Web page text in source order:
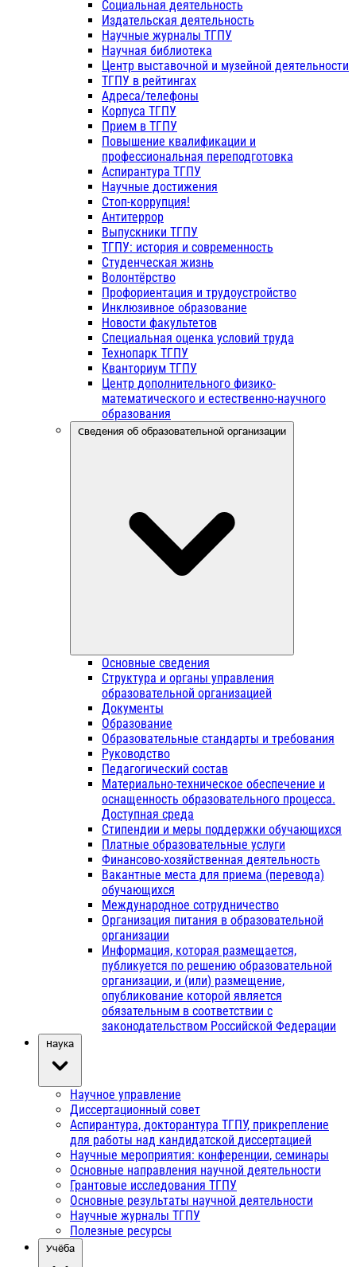
Социальная деятельность
Издательская деятельность
Научные журналы ТГПУ
Научная библиотека
Центр выставочной и музейной деятельности
ТГПУ в рейтингах
Адреса/телефоны
Корпуса ТГПУ
Прием в ТГПУ
Повышение квалификации и
профессиональная переподготовка
Аспирантура ТГПУ
Научные достижения
Стоп-коррупция!
Антитеррор
Выпускники ТГПУ
ТГПУ: история и современность
Студенческая жизнь
Волонтёрство
Профориентация и трудоустройство
Инклюзивное образование
Новости факультетов
Специальная оценка условий труда
Технопарк ТГПУ
Кванториум ТГПУ
Центр дополнительного физико-
математического и естественно-научного
образования
Сведения об образовательной организации
Основные сведения
Структура и органы управления
образовательной организацией
Документы
Образование
Образовательные стандарты и требования
Руководство
Педагогический состав
Материально-техническое обеспечение и
оснащенность образовательного процесса.
Доступная среда
Стипендии и меры поддержки обучающихся
Платные образовательные услуги
Финансово-хозяйственная деятельность
Вакантные места для приема (перевода)
обучающихся
Международное сотрудничество
Организация питания в образовательной
организации
Информация, которая размещается,
публикуется по решению образовательной
организации, и (или) размещение,
опубликование которой является
обязательным в соответствии с
законодательством Российской Федерации
Наука
Научное управление
Диссертационный совет
Аспирантура, докторантура ТГПУ, прикрепление
для работы над кандидатской диссертацией
Научные мероприятия: конференции, семинары
Основные направления научной деятельности
Грантовые исследования ТГПУ
Основные результаты научной деятельности
Научные журналы ТГПУ
Полезные ресурсы
Учёба